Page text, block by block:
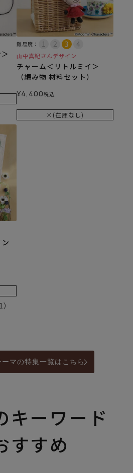
難易度：
山中真紀さんデザイン
チャーム＜リトルミイ＞
（編み物 材料セット）
¥4,400税込
×(在庫なし)
）
ーマの特集一覧はこちら
キーワード
すすめ